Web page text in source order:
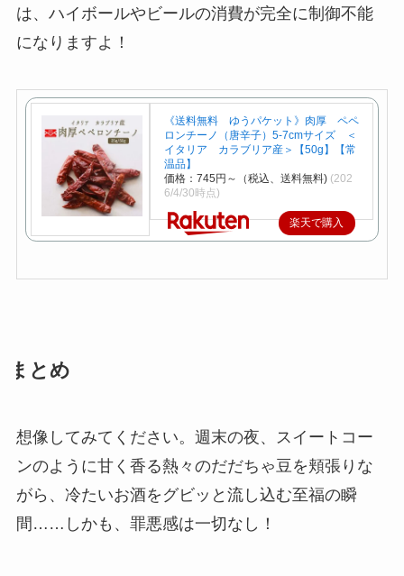
は、ハイボールやビールの消費が完全に制御不能
になりますよ！
《送料無料 ゆうパケット》肉厚 ペペ
ロンチーノ（唐辛子）5-7cmサイズ ＜
イタリア カラブリア産＞【50g】【常
温品】
価格：745円～（税込、送料無料) (202
6/4/30時点)
楽天で購入
まとめ
想像してみてください。週末の夜、スイートコー
ンのように甘く香る熱々のだだちゃ豆を頬張りな
がら、冷たいお酒をグビッと流し込む至福の瞬
間……しかも、罪悪感は一切なし！